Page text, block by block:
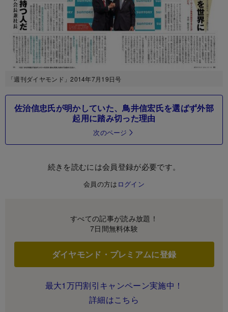
「週刊ダイヤモンド」2014年7月19日号
佐治信忠氏が明かしていた、鳥井信宏氏を選ばず外部
起用に踏み切った理由
次のページ
続きを読むには会員登録が必要です。
会員の方は ログイン
すべての記事が読み放題！
7日間無料体験
ダイヤモンド・プレミアムに登録
最大1万円割引キャンペーン実施中！
詳細はこちら